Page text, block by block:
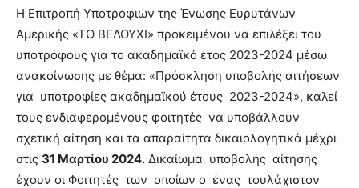
H Επιτροπή Υποτροφιών της Ένωσης Ευρυτάνων
Αμερικής «ΤΟ ΒΕΛΟΥΧΙ» προκειμένου να επιλέξει του
υποτρόφους για το ακαδημαϊκό έτος 2023-2024 μέσω
ανακοίνωσης με θέμα: «Πρόσκληση υποβολής αιτήσεων
για υποτροφίες ακαδημαϊκού έτους 2023-2024», καλεί
τους ενδιαφερομένους φοιτητές να υποβάλλουν
σχετική αίτηση και τα απαραίτητα δικαιολογητικά μέχρι
στις 31 Μαρτίου 2024. Δικαίωμα υποβολής αίτησης
έχουν οι Φοιτητές των οποίων ο ένας τουλάχιστον